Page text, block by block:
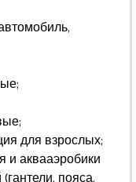
для взрослых;
и аквааэробики
пояса,